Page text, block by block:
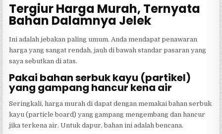
Tergiur Harga Murah, Ternyata
Bahan Dalamnya Jelek
Ini adalah jebakan paling umum. Anda mendapat penawaran
harga yang sangat rendah, jauh di bawah standar pasaran yang
saya sebutkan di atas.
Pakai bahan serbuk kayu (partikel)
yang gampang hancur kena air
Seringkali, harga murah di dapat dengan memakai bahan serbuk
kayu (particle board) yang gampang mengembang dan hancur
jika terkena air. Untuk dapur, bahan ini adalah bencana.